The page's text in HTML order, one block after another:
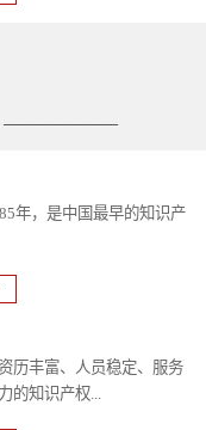
· ——————
年，是中国最早的知识产
历丰富、人员稳定、服务
的知识产权...